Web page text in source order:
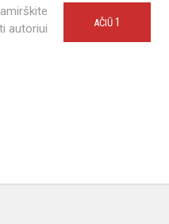
autoriui
AČIŪ 1